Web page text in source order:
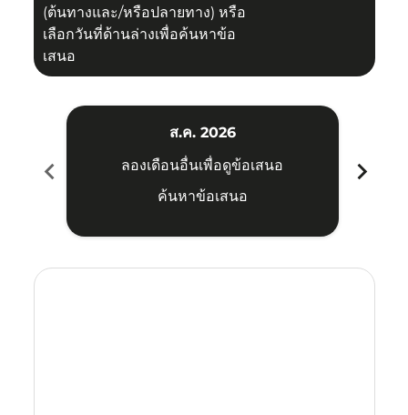
(ต้นทางและ/หรือปลายทาง) หรือ
เลือกวันที่ด้านล่างเพื่อค้นหาข้อ
เสนอ
chevron_left
ส.ค. 2026
ลองเดือนอื่นเพื่อดูข้อเสนอ
ค้นหาข้อเสนอ
chevron_right